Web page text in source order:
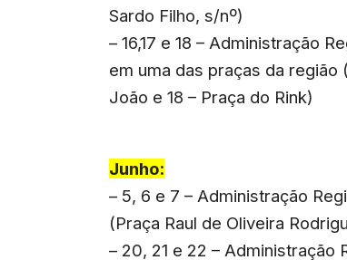
Sardo Filho, s/nº)
– 16,17 e 18 – Administração
em uma das praças da região
João e 18 – Praça do Rink)
Junho:
– 5, 6 e 7 – Administração
(Praça Raul de Oliveira
– 20, 21 e 22 – Administração